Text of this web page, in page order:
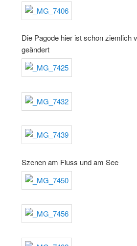
Die Pagode hier ist schon ziemlich
geändert
Szenen am Fluss und am See